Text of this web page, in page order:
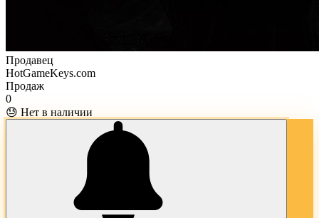
Продавец
HotGameKeys.com
Продаж
0
😓 Нет в наличии